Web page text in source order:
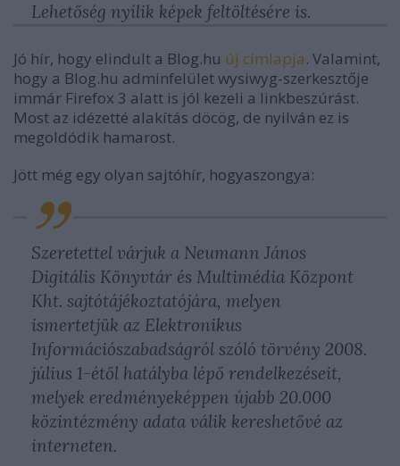
Lehetőség nyílik képek feltöltésére is.
Jó hír, hogy elindult a Blog.hu új címlapja. Valamint,
hogy a Blog.hu adminfelület wysiwyg-szerkesztője
immár Firefox 3 alatt is jól kezeli a linkbeszúrást.
Most az idézetté alakítás döcög, de nyilván ez is
megoldódik hamarost.
Jött még egy olyan sajtóhír, hogyaszongya:
Szeretettel várjuk a Neumann János
Digitális Könyvtár és Multimédia Központ
Kht. sajtótájékoztatójára, melyen
ismertetjük az Elektronikus
Információszabadságról szóló törvény 2008.
július 1-étől hatályba lépő rendelkezéseit,
melyek eredményeképpen újabb 20.000
közintézmény adata válik kereshetővé az
interneten.